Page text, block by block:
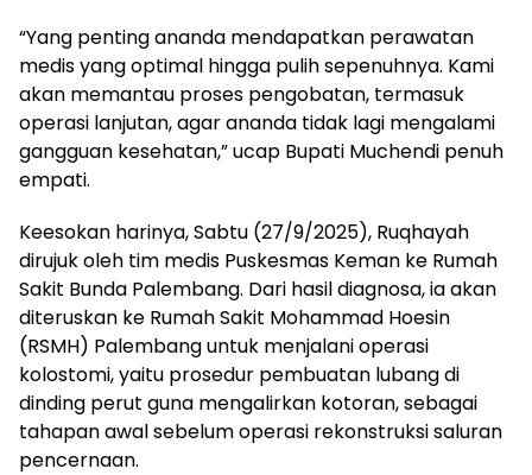
“Yang penting ananda mendapatkan perawatan
medis yang optimal hingga pulih sepenuhnya. Kami
akan memantau proses pengobatan, termasuk
operasi lanjutan, agar ananda tidak lagi mengalami
gangguan kesehatan,” ucap Bupati Muchendi penuh
empati.
Keesokan harinya, Sabtu (27/9/2025), Ruqhayah
dirujuk oleh tim medis Puskesmas Keman ke Rumah
Sakit Bunda Palembang. Dari hasil diagnosa, ia akan
diteruskan ke Rumah Sakit Mohammad Hoesin
(RSMH) Palembang untuk menjalani operasi
kolostomi, yaitu prosedur pembuatan lubang di
dinding perut guna mengalirkan kotoran, sebagai
tahapan awal sebelum operasi rekonstruksi saluran
pencernaan.